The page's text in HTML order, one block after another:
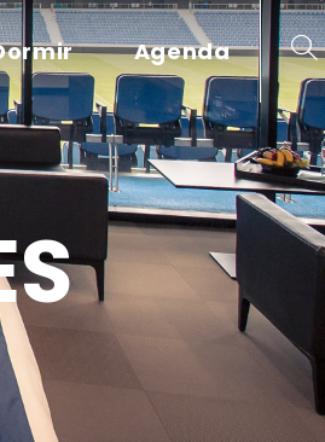
Agenda